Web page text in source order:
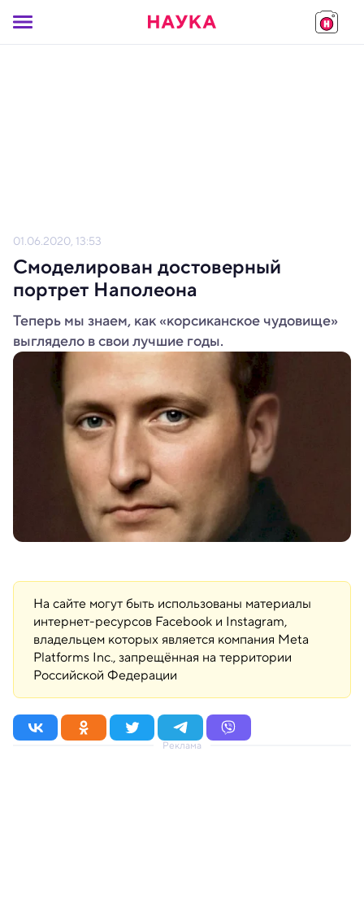
01.06.2020, 13:53
Смоделирован достоверный
портрет Наполеона
Теперь мы знаем, как «корсиканское чудовище»
выглядело в свои лучшие годы.
На сайте могут быть использованы материалы
интернет-ресурсов Facebook и Instagram,
владельцем которых является компания Meta
Platforms Inc., запрещённая на территории
Российской Федерации
Реклама